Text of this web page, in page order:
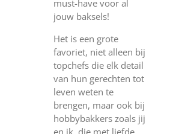
must-have voor al
jouw baksels!
Het is een grote
favoriet, niet alleen bij
topchefs die elk detail
van hun gerechten tot
leven weten te
brengen, maar ook bij
hobbybakkers zoals jij